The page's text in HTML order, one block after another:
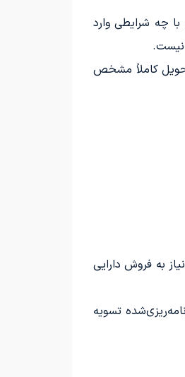
چه شرایطی وارد
نیست.
کاملاً مشخص
به فروش دارایی
تسویه